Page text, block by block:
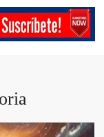
mirada